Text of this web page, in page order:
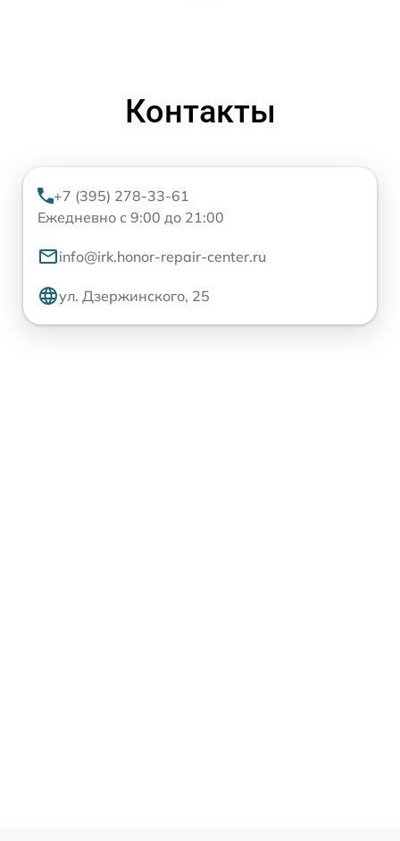
Контакты
+7 (395) 278-33-61
Ежедневно с 9:00 до 21:00
info@irk.honor-repair-center.ru
ул. Дзержинского, 25